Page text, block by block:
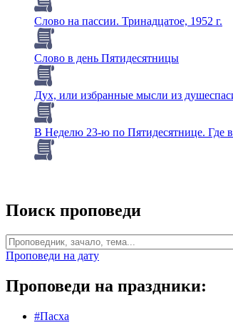
Слово на пассии. Тринадцатое, 1952 г.
Слово в день Пятидесятницы
Дух, или избранные мысли из
В Неделю 23-ю по Пятидесятнице. Где
Поиск проповеди
Проповеди на дату
Проповеди на праздники:
#Пасха